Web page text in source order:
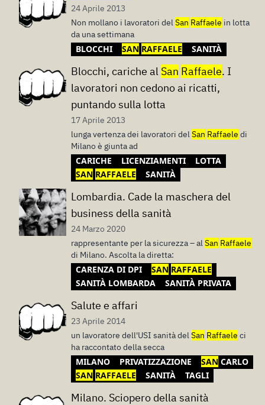
24 Aprile 2013
Non mollano i lavoratori delSan Raffaele in lotta
da una settimana
BLOCCHI SAN RAFFAELE SANITÀ
Blocchi, cariche al San Raffaele. I
lavoratori non cedono ai ricatti,
puntando sulla lotta
17 Aprile 2013
lunga vertenza dei lavoratori delSan Raffaele di
Milano è giunta ad
CARICHE LICENZIAMENTI
LOTTA
SAN RAFFAELE SANITÀ
Lombardia. Cade la maschera del
business della sanità
24 Marzo 2020
rappresentante per la sicurezza – alSan Raffaele
di Milano. Ascolta la diretta:
CARENZA DI DPI SAN RAFFAELE
SANITÀ LOMBARDA
SANITÀ PRIVATA
Salute e affari
23 Aprile 2014
un lavoratore dell'USI sanità delSan Raffaele ci
ha raccontato della secca
MILANO PRIVATIZZAZIONE SAN CARLO
SAN RAFFAELE SANITÀ TAGLI
Milano. Sciopero della sanità